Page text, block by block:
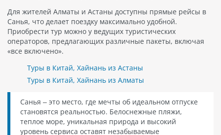
Для жителей Алматы и Астаны доступны прямые рейсы в
Санья, что делает поездку максимально удобной.
Приобрести тур можно у ведущих туристических
операторов, предлагающих различные пакеты, включая
«все включено».
Туры в Китай, Хайнань из Астаны
Туры в Китай, Хайнань из Алматы
Санья – это место, где мечты об идеальном отпуске
становятся реальностью. Белоснежные пляжи,
теплое море, уникальная природа и высокий
уровень сервиса оставят незабываемые